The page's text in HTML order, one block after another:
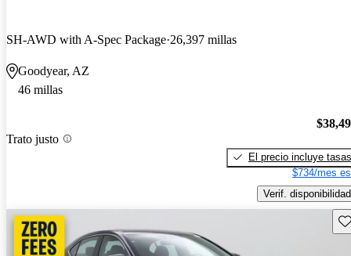
SH-AWD with A-Spec Package 26,397 millas
Goodyear, AZ
46 millas
Trato justo
El precio incluye tasas
$734/mes
Verif. disponibilidad